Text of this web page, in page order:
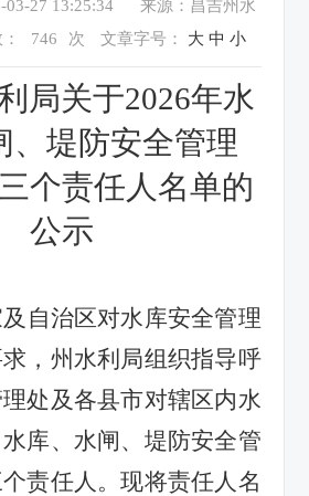
03-27 13:25:34
来源：昌吉州水
746 次 文章字号： 大 中 小
局关于2026年水
、堤防安全管理
个责任人名单的
公示
自治区对水库安全管理
，州水利局组织指导呼
处及各县市对辖区内水
库、水闸、堤防安全管
责任人。现将责任人名